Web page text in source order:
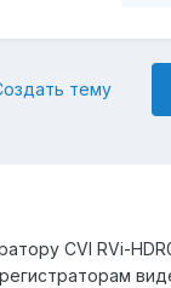
тему
СVI RVi-